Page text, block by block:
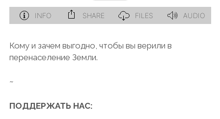
Кому и зачем выгодно, чтобы вы верили в
перенаселение Земли.
~
ПОДДЕРЖАТЬ НАС: